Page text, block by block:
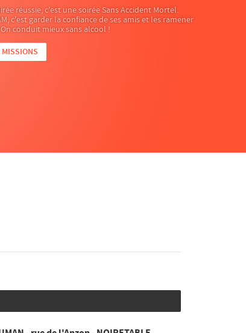
réussie, c'est une soirée Sans Accident Mortel.
c'est garder la confiance de ses amis et les ramener
conduit mieux sans alcool !
MISSIONS